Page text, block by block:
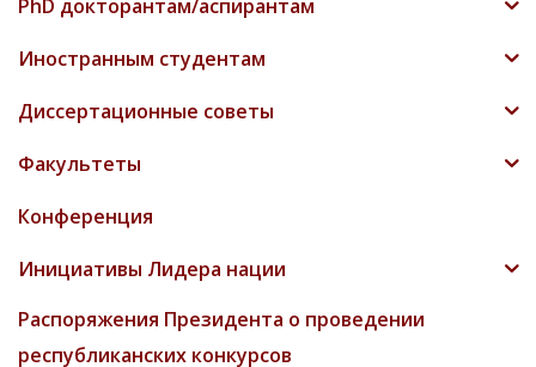
PhD докторантам/аспирантам
Иностранным студентам
Диссертационные советы
Факультеты
Конференция
Инициативы Лидера нации
Распоряжения Президента о проведении
республиканских конкурсов